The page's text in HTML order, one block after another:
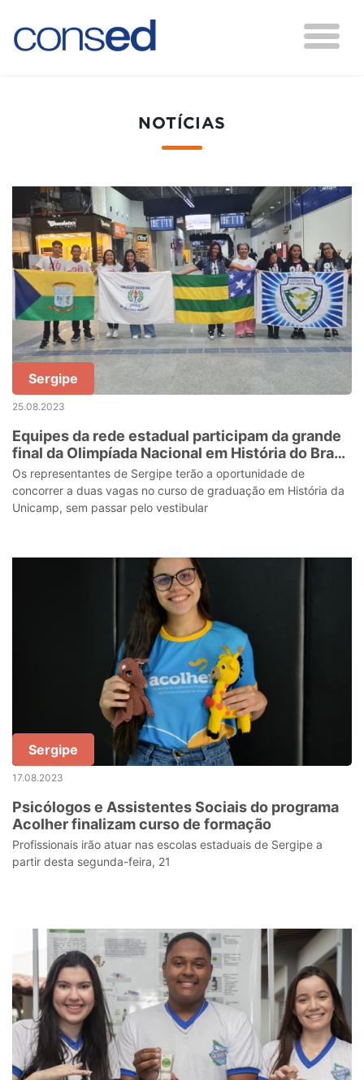
NOTÍCIAS
Sergipe
25.08.2023
Equipes da rede estadual participam da grande
final da Olimpíada Nacional em História do Brasil
na Unicamp
Os representantes de Sergipe terão a oportunidade de
concorrer a duas vagas no curso de graduação em História da
Unicamp, sem passar pelo vestibular
Sergipe
17.08.2023
Psicólogos e Assistentes Sociais do programa
Acolher finalizam curso de formação
Profissionais irão atuar nas escolas estaduais de Sergipe a
partir desta segunda-feira, 21